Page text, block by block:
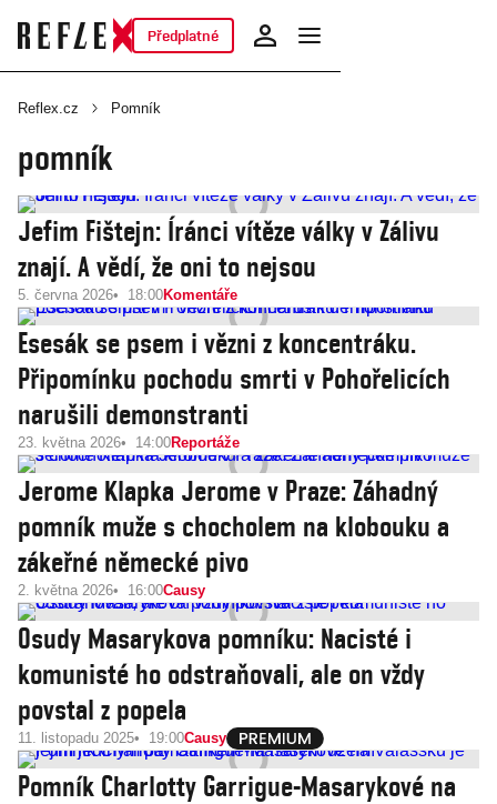
Předplatné
Reflex.cz Pomník
pomník
Jefim Fištejn: Íránci vítěze války v Zálivu
znají. A vědí, že oni to nejsou
5. června 2026 18:00Komentáře
Esesák se psem i vězni z koncentráku.
Připomínku pochodu smrti v Pohořelicích
narušili demonstranti
23. května 2026 14:00Reportáže
Jerome Klapka Jerome v Praze: Záhadný
pomník muže s chocholem na klobouku a
zákeřné německé pivo
2. května 2026 16:00Causy
Osudy Masarykova pomníku: Nacisté i
komunisté ho odstraňovali, ale on vždy
povstal z popela
11. listopadu 2025 19:00Causy
Pomník Charlotty Garrigue-Masarykové na